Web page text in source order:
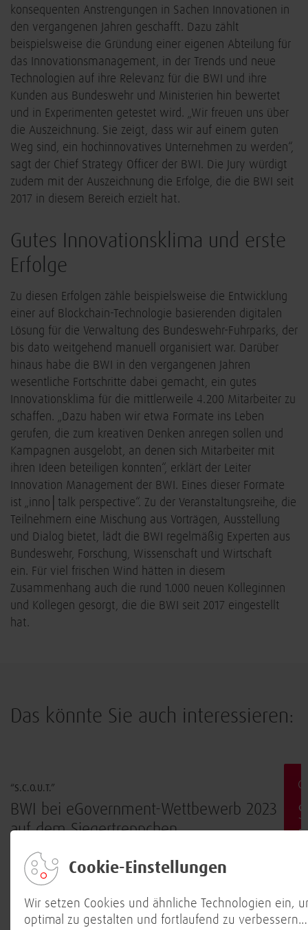
Cookie-Einstellungen
Wir setzen Cookies und ähnliche Technologien ein,
optimal zu gestalten und fortlaufend zu verbessern.
konsequenten Anstrengungen in Sachen Innovationen in
den vergangenen Jahren geschafft. Dazu zählt
beispielsweise die Gründung einer eigenen Abteilung für
das Innovationsmanagement, in der Trends und neue
Technologien auf ihre Relevanz für die BWI und ihre
Kunden aus Bundeswehr und Ministerien hin bewertet
und in Experimenten getestet wird. „Wir freuen uns über
die Auszeichnung. Sie zeigt, dass wir auf einem guten
Weg sind, ein hochinnovatives Unternehmen zu werden“,
sagt der Chief Strategy Officer der BWI. Die Jury würdigt
zudem mit der Auszeichnung die Erfolge, die die BWI seit
2017 in diesem Bereich erzielt hat.
Gutes Innovationsklima und erste
Erfolge
Zu diesen Erfolgen zähle beispielsweise die Entwicklung
einer auf Blockchain-Technologie basierenden digitalen
Lösung für die Verwaltung des Bundeswehr-Fuhrparks, der
bis dato weitgehend manuell organisiert war. Darüber
hinaus habe die BWI in den vergangenen Jahren
wesentliche Fortschritte dabei gemacht, ein gutes
Innovationsklima für die mittlerweile 4.200 Mitarbeiter zu
schaffen. „Dazu haben wir etwa Formate ins Leben
gerufen, die zum kreativen Denken anregen sollen und
Kampagnen ausgelobt, an denen sich Mitarbeiter mit
ihren Ideen beteiligen konnten“, erklärt der Leiter
Innovation Management der BWI. Eines dieser Formate
ist „inno│talk perspective“. Zu der Veranstaltungsreihe, die
Teilnehmern eine Mischung aus Vorträgen, Ausstellung
und Dialog bietet, lädt die BWI regelmäßig Experten aus
Bundeswehr, Forschung, Wissenschaft und Wirtschaft
ein. Für viel frischen Wind hätten in diesem
Zusammenhang auch die rund 1.000 neuen Kolleginnen
und Kollegen gesorgt, die die BWI seit 2017 eingestellt
hat.
Das könnte Sie auch interessieren:
“S.C.O.U.T.”
BWI bei eGovernment-Wettbewerb 2023
auf dem Siegertreppchen
2 min